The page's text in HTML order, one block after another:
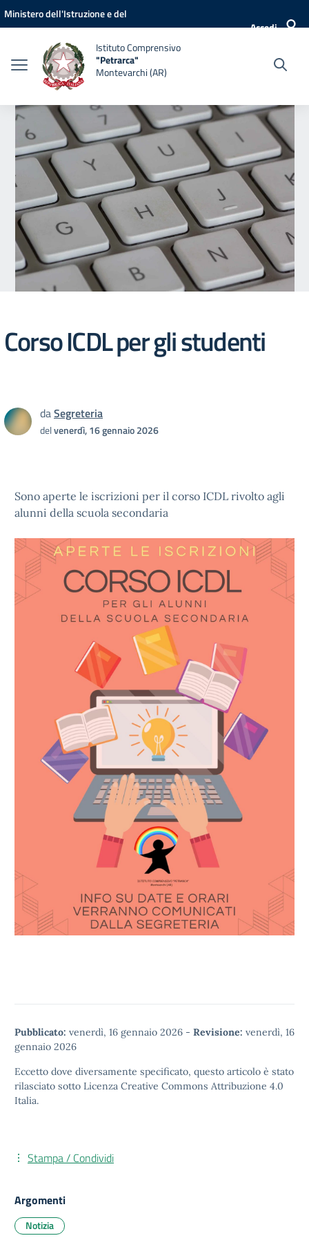
Vai ai contenuti
Vai al menu di navigazione
Vai al footer
Ministero dell'Istruzione e del
Accedi
Istituto Comprensivo
"Petrarca"
Montevarchi (AR)
Corso ICDL per gli studenti
daSegreteria
delvenerdì, 16 gennaio 2026
Sono aperte le iscrizioni per il corso ICDL rivolto agli
alunni della scuola secondaria
Pubblicato: venerdì, 16 gennaio 2026 - Revisione: venerdì, 16
gennaio 2026
Eccetto dove diversamente specificato, questo articolo è stato
rilasciato sotto Licenza Creative Commons Attribuzione 4.0
Italia.
Stampa / Condividi
Argomenti
Notizia